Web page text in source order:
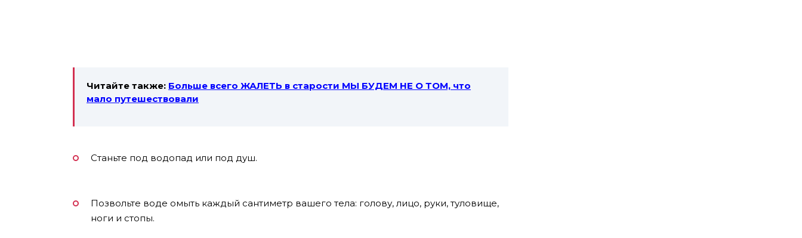
Читайте также: Больше всего ЖАЛЕТЬ в старости МЫ БУДЕМ НЕ О ТОМ, что
мало путешествовали
Станьте под водопад или под душ.
Позвольте воде омыть каждый сантиметр вашего тела: голову, лицо, руки, туловище,
ноги и стопы.